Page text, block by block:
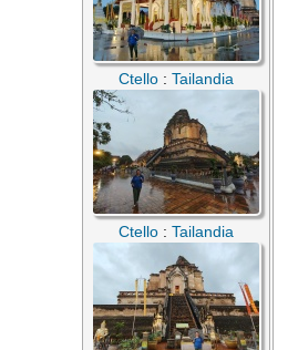
Ctello : Tailandia
Ctello : Tailandia